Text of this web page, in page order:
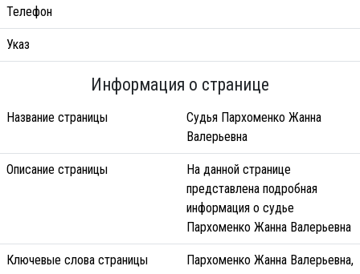
Телефон
Указ
Информация о странице
Название страницы
Судья Пархоменко Жанна
Валерьевна
Описание страницы
На данной странице
представлена подробная
информация о судье
Пархоменко Жанна Валерьевна
Ключевые слова страницы
Пархоменко Жанна Валерьевна,